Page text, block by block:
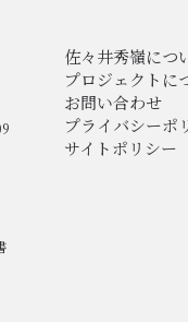
佐々井秀嶺につ
プロジェクトに
お問い合わせ
プライバシーポ
サイトポリシー